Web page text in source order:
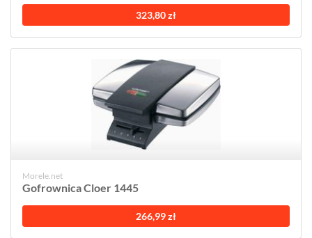
323,80 zł
Morele.net
Gofrownica Cloer 1445
266,99 zł